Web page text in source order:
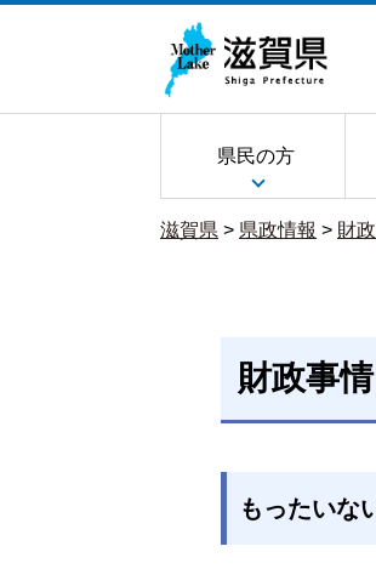
県民の方
滋賀県 > 県政情報 > 財
財政事
もったいな